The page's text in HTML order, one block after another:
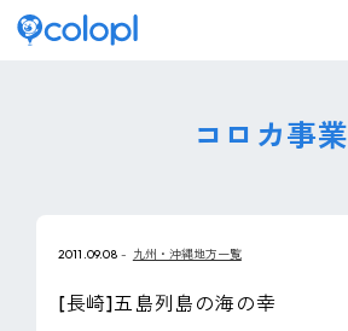
コロカ事業
2011.09.08 九州・沖縄地方一覧
[長崎]五島列島の海の幸